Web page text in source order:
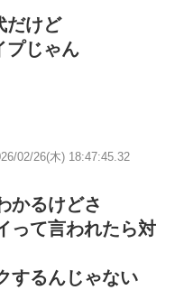
だけど
プじゃん
02/26(木) 18:47:45.32
かるけどさ
って言われたら対
するんじゃない